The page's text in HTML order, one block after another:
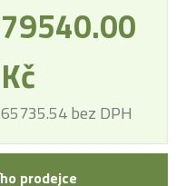
79540.00
Kč
65735.54 bez DPH
prodejce